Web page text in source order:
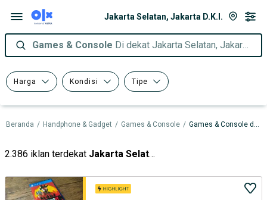
Jakarta Selatan, Jakarta D.K.I.
Games & Console Di dekat Jakarta Selatan, Jakarta D.K.I.
Harga Kondisi Tipe
Beranda / Handphone & Gadget / Games & Console / Games & Console dalam Jakarta D.K.I.
2.386 iklan terdekat Jakarta Selatan